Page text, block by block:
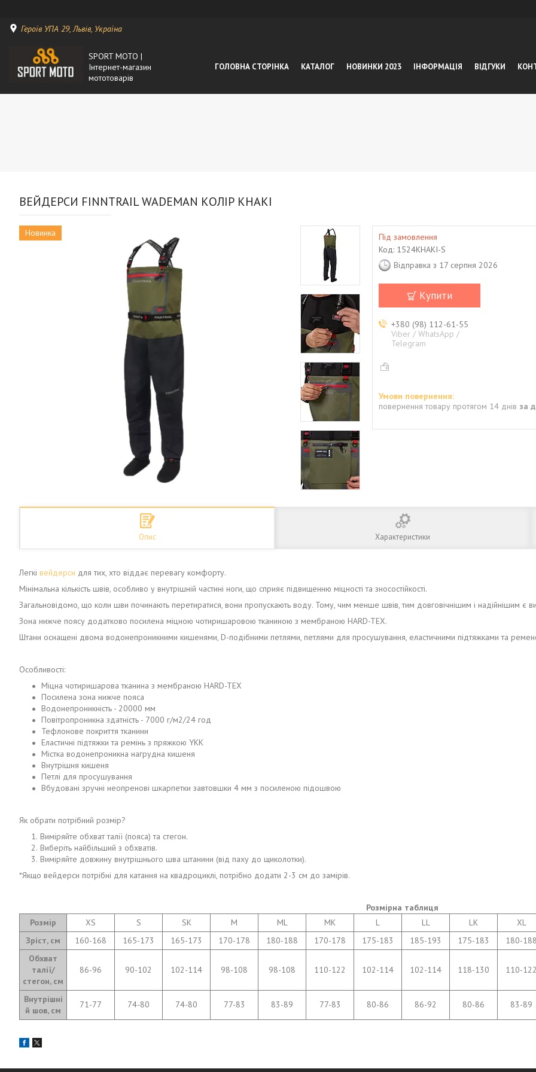
Героїв УПА 29, Львів, Україна
SPORT MOTO |
Інтернет-магазин
мототоварів
ГОЛОВНА СТОРІНКА КАТАЛОГ НОВИНКИ 2023 ІНФОРМАЦІЯ ВІДГУКИ
ВЕЙДЕРСИ FINNTRAIL WADEMAN КОЛІР KHAKI
Новинка
Під замовлення
Код: 1524KHAKI-S
Відправка з 17 серпня 2026
Купити
+380 (98) 112-61-55
Viber / WhatsApp /
Telegram
повернення товару протягом 14 днів за
Опис Характеристики
Легкі вейдерси для тих, хто віддає перевагу комфорту.
Мінімальна кількість швів, особливо у внутрішній частині ноги, що сприяє підвищенню міцності та зносостійкості.
Загальновідомо, що коли шви починають перетиратися, вони пропускають воду. Тому, чим менше швів, тим довговічнішим і надійнішим є
Зона нижче поясу додатково посилена міцною чотиришаровою тканиною з мембраною HARD-TEX.
Штани оснащені двома водонепроникними кишенями, D-подібними петлями, петлями для просушування, еластичними підтяжками та
Особливості:
Міцна чотиришарова тканина з мембраною HARD-TEX
Посилена зона нижче пояса
Водонепроникність - 20000 мм
Повітропроникна здатність - 7000 г/м2/24 год
Тефлонове покриття тканини
Еластичні підтяжки та ремінь з пряжкою YKK
Містка водонепроникна нагрудна кишеня
Внутрішня кишеня
Петлі для просушування
Вбудовані зручні неопренові шкарпетки завтовшки 4 мм з посиленою підошвою
Як обрати потрібний розмір?
Виміряйте обхват талії (пояса) та стегон.
Виберіть найбільший з обхватів.
Виміряйте довжину внутрішнього шва штанини (від паху до щиколотки).
*Якщо вейдерси потрібні для катання на квадроциклі, потрібно додати 2-3 см до замірів.
Розмірна таблиця
Розмір
XS S SK M ML MK L LL LK XL
Зріст, см
160-168 165-173 165-173 170-178 180-188 170-178 175-183 185-193 175-183 180-188
Обхват
талії/
стегон, см
86-96 90-102 102-114 98-108 98-108 110-122 102-114 102-114 118-130 110-122
Внутрішні
й шов, см
71-77 74-80 74-80 77-83 83-89 77-83 80-86 86-92 80-86 83-89